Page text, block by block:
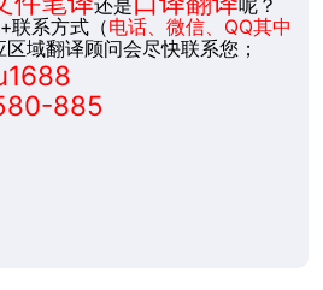
还是
呢？
联系方式（电话、微信、QQ其中
域翻译顾问会尽快联系您；
885